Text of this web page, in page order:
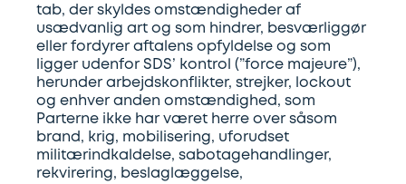
tab, der skyldes omstændigheder af
usædvanlig art og som hindrer, besværliggør
eller fordyrer aftalens opfyldelse og som
ligger udenfor SDS’ kontrol (”force majeure”),
herunder arbejdskonflikter, strejker, lockout
og enhver anden omstændighed, som
Parterne ikke har været herre over såsom
brand, krig, mobilisering, uforudset
militærindkaldelse, sabotagehandlinger,
rekvirering, beslaglæggelse,